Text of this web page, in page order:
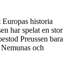
historia
har spelat en stor
Preussen bara
och